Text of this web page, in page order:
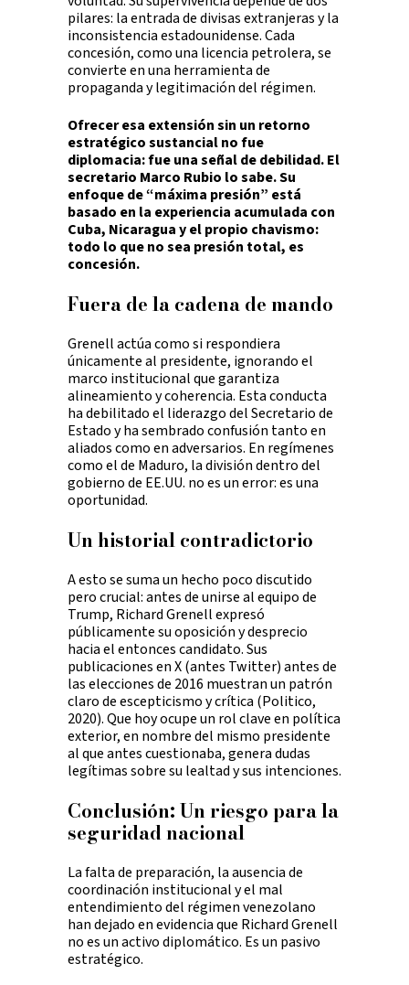
pilares: la entrada de divisas extranjeras y la
inconsistencia estadounidense. Cada
concesión, como una licencia petrolera, se
convierte en una herramienta de
propaganda y legitimación del régimen.
Ofrecer esa extensión sin un retorno
estratégico sustancial no fue
diplomacia: fue una señal de debilidad. El
secretario Marco Rubio lo sabe. Su
enfoque de “máxima presión” está
basado en la experiencia acumulada con
Cuba, Nicaragua y el propio chavismo:
todo lo que no sea presión total, es
concesión.
Fuera de la cadena de mando
Grenell actúa como si respondiera
únicamente al presidente, ignorando el
marco institucional que garantiza
alineamiento y coherencia. Esta conducta
ha debilitado el liderazgo del Secretario de
Estado y ha sembrado confusión tanto en
aliados como en adversarios. En regímenes
como el de Maduro, la división dentro del
gobierno de EE.UU. no es un error: es una
oportunidad.
Un historial contradictorio
A esto se suma un hecho poco discutido
pero crucial: antes de unirse al equipo de
Trump, Richard Grenell expresó
públicamente su oposición y desprecio
hacia el entonces candidato. Sus
publicaciones en X (antes Twitter) antes de
las elecciones de 2016 muestran un patrón
claro de escepticismo y crítica (Politico,
2020). Que hoy ocupe un rol clave en política
exterior, en nombre del mismo presidente
al que antes cuestionaba, genera dudas
legítimas sobre su lealtad y sus intenciones.
Conclusión: Un riesgo para la
seguridad nacional
La falta de preparación, la ausencia de
coordinación institucional y el mal
entendimiento del régimen venezolano
han dejado en evidencia que Richard Grenell
no es un activo diplomático. Es un pasivo
estratégico.